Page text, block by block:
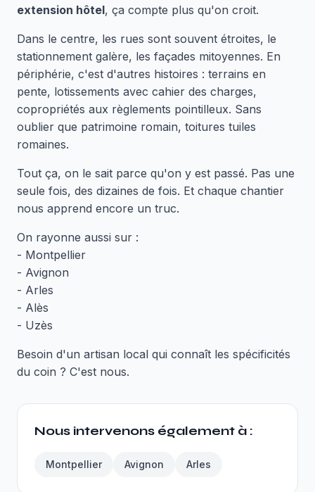
extension hôtel, ça compte plus qu'on croit.
Dans le centre, les rues sont souvent étroites, le
stationnement galère, les façades mitoyennes. En
périphérie, c'est d'autres histoires : terrains en
pente, lotissements avec cahier des charges,
copropriétés aux règlements pointilleux. Sans
oublier que patrimoine romain, toitures tuiles
romaines.
Tout ça, on le sait parce qu'on y est passé. Pas une
seule fois, des dizaines de fois. Et chaque chantier
nous apprend encore un truc.
On rayonne aussi sur :
- Montpellier
- Avignon
- Arles
- Alès
- Uzès
Besoin d'un artisan local qui connaît les spécificités
du coin ? C'est nous.
Nous intervenons également à :
Montpellier Avignon Arles